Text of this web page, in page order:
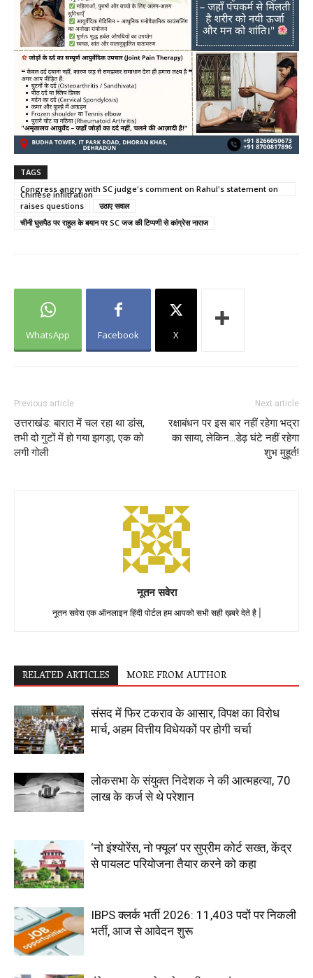
TAGS
Congress angry with SC judge's comment on Rahul's statement on
Chinese infiltration
raises questions
उठाए सवाल
चीनी घुसपैठ पर राहुल के बयान पर SC जज की टिप्पणी से कांग्रेस नाराज
WhatsApp Facebook X
Previous article
उत्तराखंड: बारात में चल रहा था डांस,
तभी दो गुटों में हो गया झगड़ा, एक को
लगी गोली
Next article
रक्षाबंधन पर इस बार नहीं रहेगा भद्रा
का साया, लेकिन…डेढ़ घंटे नहीं रहेगा
शुभ मुहूर्त!
नूतन सवेरा
नूतन सवेरा एक ऑनलाइन हिंदी पोर्टल हम आपको सभी सही ख़बरे देते है |
RELATED ARTICLES MORE FROM AUTHOR
संसद में फिर टकराव के आसार, विपक्ष का विरोध
मार्च, अहम वित्तीय विधेयकों पर होगी चर्चा
लोकसभा के संयुक्त निदेशक ने की आत्महत्या, 70
लाख के कर्ज से थे परेशान
‘नो इंश्योरेंस, नो फ्यूल’ पर सुप्रीम कोर्ट सख्त, केंद्र
से पायलट परियोजना तैयार करने को कहा
IBPS क्लर्क भर्ती 2026: 11,403 पदों पर निकली
भर्ती, आज से आवेदन शुरू